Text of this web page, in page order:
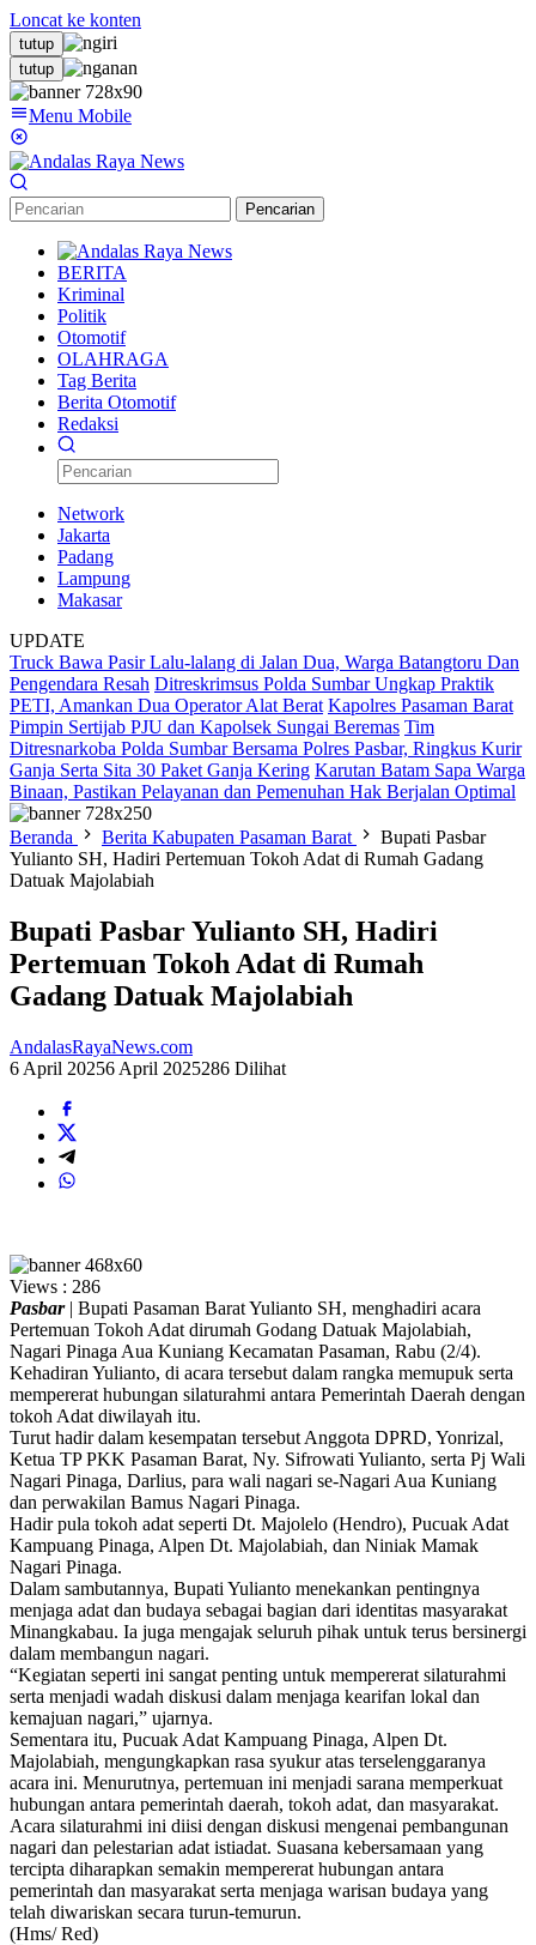
Loncat ke konten
tutup
tutup
Menu Mobile
Pencarian
BERITA
Kriminal
Politik
Otomotif
OLAHRAGA
Tag Berita
Berita Otomotif
Redaksi
Network
Jakarta
Padang
Lampung
Makasar
UPDATE
Truck Bawa Pasir Lalu-lalang di Jalan Dua, Warga Batangtoru Dan
Pengendara Resah Ditreskrimsus Polda Sumbar Ungkap Praktik
PETI, Amankan Dua Operator Alat Berat Kapolres Pasaman Barat
Pimpin Sertijab PJU dan Kapolsek Sungai Beremas Tim
Ditresnarkoba Polda Sumbar Bersama Polres Pasbar, Ringkus Kurir
Ganja Serta Sita 30 Paket Ganja Kering Karutan Batam Sapa Warga
Binaan, Pastikan Pelayanan dan Pemenuhan Hak Berjalan Optimal
Beranda Berita Kabupaten Pasaman Barat
Bupati Pasbar
Yulianto SH, Hadiri Pertemuan Tokoh Adat di Rumah Gadang
Datuak Majolabiah
Bupati Pasbar Yulianto SH, Hadiri
Pertemuan Tokoh Adat di Rumah
Gadang Datuak Majolabiah
AndalasRayaNews.com
6 April 20256 April 2025286 Dilihat
Views : 286
Pasbar| Bupati Pasaman Barat Yulianto SH, menghadiri acara
Pertemuan Tokoh Adat dirumah Godang Datuak Majolabiah,
Nagari Pinaga Aua Kuniang Kecamatan Pasaman, Rabu (2/4).
Kehadiran Yulianto, di acara tersebut dalam rangka memupuk serta
mempererat hubungan silaturahmi antara Pemerintah Daerah dengan
tokoh Adat diwilayah itu.
Turut hadir dalam kesempatan tersebut Anggota DPRD, Yonrizal,
Ketua TP PKK Pasaman Barat, Ny. Sifrowati Yulianto, serta Pj Wali
Nagari Pinaga, Darlius, para wali nagari se-Nagari Aua Kuniang
dan perwakilan Bamus Nagari Pinaga.
Hadir pula tokoh adat seperti Dt. Majolelo (Hendro), Pucuak Adat
Kampuang Pinaga, Alpen Dt. Majolabiah, dan Niniak Mamak
Nagari Pinaga.
Dalam sambutannya, Bupati Yulianto menekankan pentingnya
menjaga adat dan budaya sebagai bagian dari identitas masyarakat
Minangkabau. Ia juga mengajak seluruh pihak untuk terus bersinergi
dalam membangun nagari.
“Kegiatan seperti ini sangat penting untuk mempererat silaturahmi
serta menjadi wadah diskusi dalam menjaga kearifan lokal dan
kemajuan nagari,” ujarnya.
Sementara itu, Pucuak Adat Kampuang Pinaga, Alpen Dt.
Majolabiah, mengungkapkan rasa syukur atas terselenggaranya
acara ini. Menurutnya, pertemuan ini menjadi sarana memperkuat
hubungan antara pemerintah daerah, tokoh adat, dan masyarakat.
Acara silaturahmi ini diisi dengan diskusi mengenai pembangunan
nagari dan pelestarian adat istiadat. Suasana kebersamaan yang
tercipta diharapkan semakin mempererat hubungan antara
pemerintah dan masyarakat serta menjaga warisan budaya yang
telah diwariskan secara turun-temurun.
(Hms/ Red)